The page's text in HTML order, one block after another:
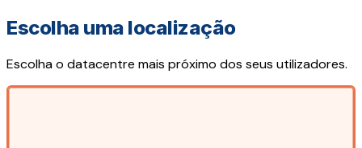
Escolha uma localização
Escolha o datacentre mais próximo dos seus utilizadores.